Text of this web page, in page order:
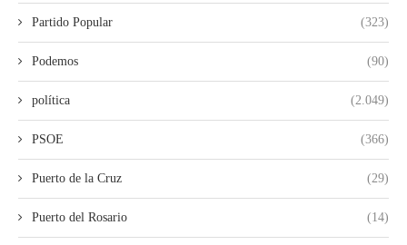
Partido Popular (323)
Podemos (90)
política (2.049)
PSOE (366)
Puerto de la Cruz (29)
Puerto del Rosario (14)